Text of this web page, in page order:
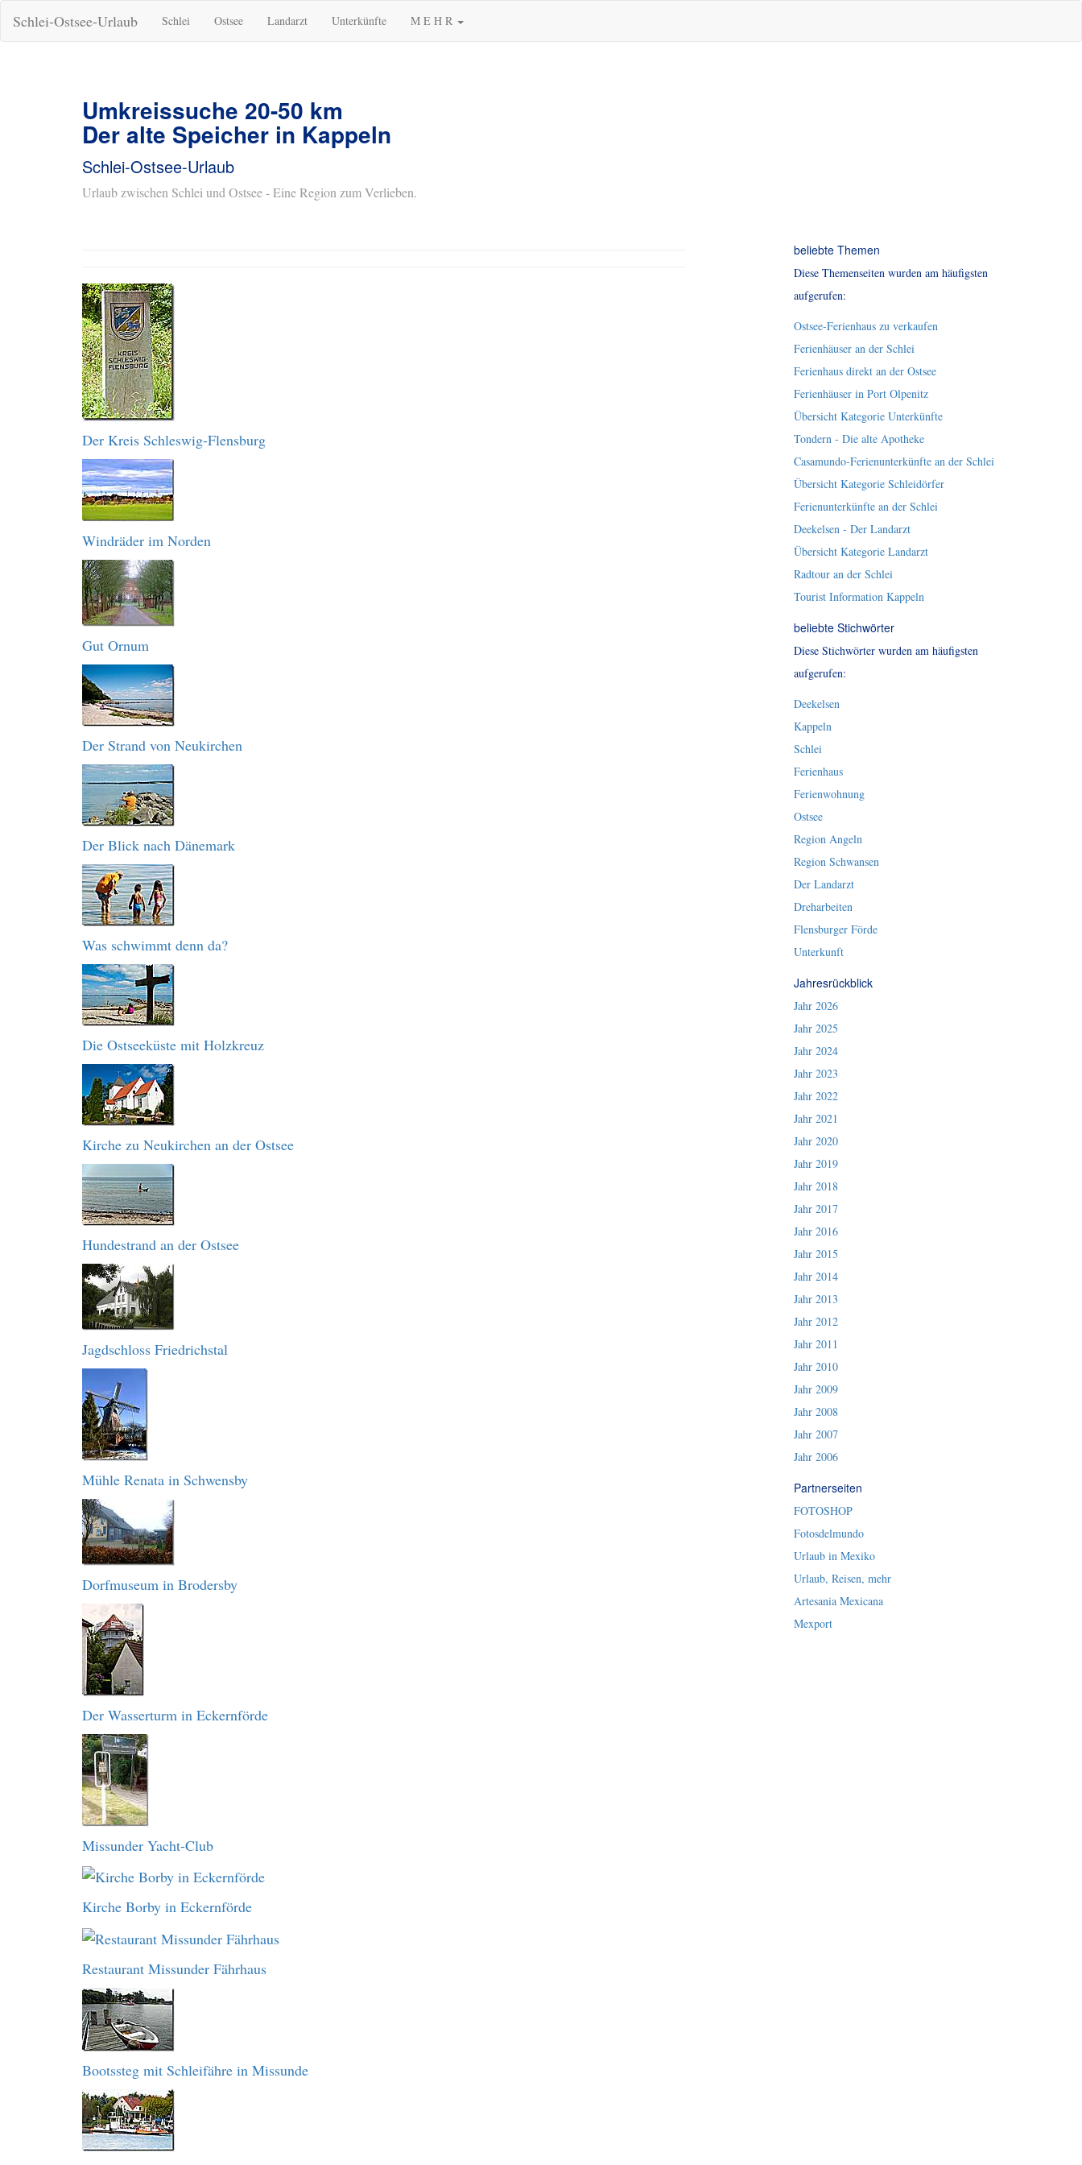
Schlei-Ostsee-Urlaub Schlei Ostsee Landarzt Unterkünfte M E H R
Umkreissuche 20-50 km
Der alte Speicher in Kappeln
Schlei-Ostsee-Urlaub
Urlaub zwischen Schlei und Ostsee - Eine Region zum Verlieben.
Der Kreis Schleswig-Flensburg
Windräder im Norden
Gut Ornum
Der Strand von Neukirchen
Der Blick nach Dänemark
Was schwimmt denn da?
Die Ostseeküste mit Holzkreuz
Kirche zu Neukirchen an der Ostsee
Hundestrand an der Ostsee
Jagdschloss Friedrichstal
Mühle Renata in Schwensby
Dorfmuseum in Brodersby
Der Wasserturm in Eckernförde
Missunder Yacht-Club
Kirche Borby in Eckernförde
Restaurant Missunder Fährhaus
Bootssteg mit Schleifähre in Missunde
beliebte Themen
Diese Themenseiten wurden am häufigsten
aufgerufen:
Ostsee-Ferienhaus zu verkaufen
Ferienhäuser an der Schlei
Ferienhaus direkt an der Ostsee
Ferienhäuser in Port Olpenitz
Übersicht Kategorie Unterkünfte
Tondern - Die alte Apotheke
Casamundo-Ferienunterkünfte an der Schlei
Übersicht Kategorie Schleidörfer
Ferienunterkünfte an der Schlei
Deekelsen - Der Landarzt
Übersicht Kategorie Landarzt
Radtour an der Schlei
Tourist Information Kappeln
beliebte Stichwörter
Diese Stichwörter wurden am häufigsten
aufgerufen:
Deekelsen
Kappeln
Schlei
Ferienhaus
Ferienwohnung
Ostsee
Region Angeln
Region Schwansen
Der Landarzt
Dreharbeiten
Flensburger Förde
Unterkunft
Jahresrückblick
Jahr 2026
Jahr 2025
Jahr 2024
Jahr 2023
Jahr 2022
Jahr 2021
Jahr 2020
Jahr 2019
Jahr 2018
Jahr 2017
Jahr 2016
Jahr 2015
Jahr 2014
Jahr 2013
Jahr 2012
Jahr 2011
Jahr 2010
Jahr 2009
Jahr 2008
Jahr 2007
Jahr 2006
Partnerseiten
FOTOSHOP
Fotosdelmundo
Urlaub in Mexiko
Urlaub, Reisen, mehr
Artesania Mexicana
Mexport